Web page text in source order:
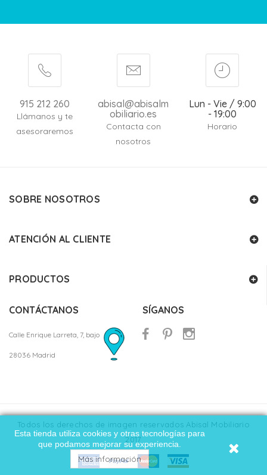
Esta tienda utiliza cookies y otras tecnologías para
que podamos mejorar su experiencia.
Más información
915 212 260
Llámanos y te
asesoraremos
abisal@abisalm
obiliario.es
Contacta con
nosotros
Lun - Vie / 9:00
- 19:00
Horario
SOBRE NOSOTROS
ATENCIÓN AL CLIENTE
PRODUCTOS
CONTÁCTANOS
Calle Enrique Larreta, 7, bajo
28036 Madrid
SÍGANOS
Todos los derechos de imagen reservados Abisal Mobiliario
2017